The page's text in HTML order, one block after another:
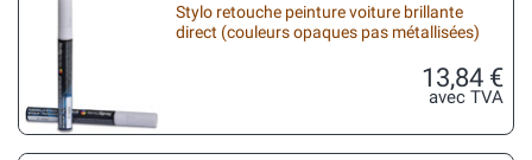
Stylo retouche peinture voiture brillante
direct (couleurs opaques pas métallisées)
13,84 €
avec TVA